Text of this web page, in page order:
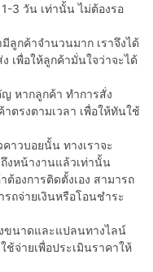
3 วัน เท่านั้น ไม่ต้องรอ
มีลูกค้าจำนวนมาก เราจึงได้
เพื่อให้ลูกค้ามั่นใจว่าจะได้
ญ หากลูกค้า ทำการสั่ง
ตรงตามเวลา เพื่อให้ทันใช้
าวบอยนั้น ทางเราจะ
งหน้างานแล้วเท่านั้น
องการติดตั้งเอง สามารถ
ถจ่ายเงินหรือโอนชำระ
ขนาดและแปลนทางไลน์
จ่ายเพื่อประเมินราคาให้